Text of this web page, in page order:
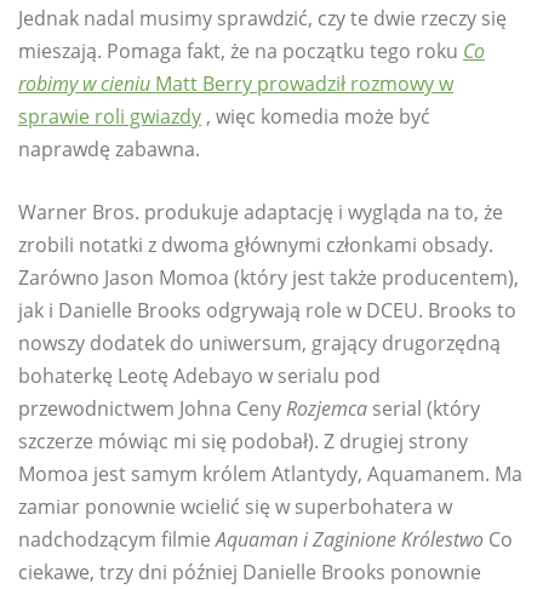
Jednak nadal musimy sprawdzić, czy te dwie rzeczy się
mieszają. Pomaga fakt, że na początku tego roku Co
robimy w cieniu Matt Berry prowadził rozmowy w
sprawie roli gwiazdy , więc komedia może być
naprawdę zabawna.
Warner Bros. produkuje adaptację i wygląda na to, że
zrobili notatki z dwoma głównymi członkami obsady.
Zarówno Jason Momoa (który jest także producentem),
jak i Danielle Brooks odgrywają role w DCEU. Brooks to
nowszy dodatek do uniwersum, grający drugorzędną
bohaterkę Leotę Adebayo w serialu pod
przewodnictwem Johna CenyRozjemca serial (który
szczerze mówiąc mi się podobał). Z drugiej strony
Momoa jest samym królem Atlantydy, Aquamanem. Ma
zamiar ponownie wcielić się w superbohatera w
nadchodzącym filmieAquaman i Zaginione Królestwo Co
ciekawe, trzy dni później Danielle Brooks ponownie